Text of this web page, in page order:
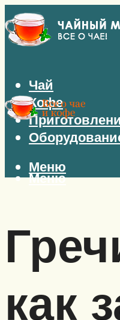
Чай
Кофе
Меню
Меню
как